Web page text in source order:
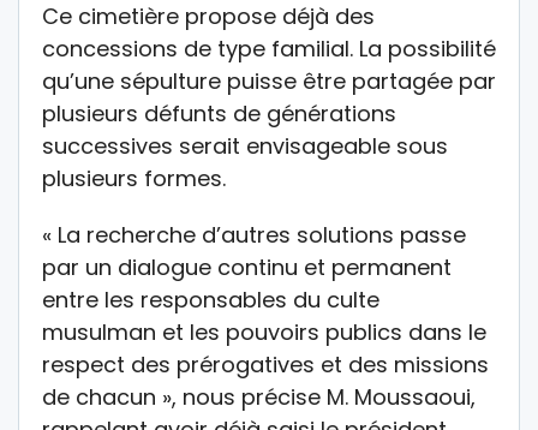
Ce cimetière propose déjà des
concessions de type familial. La possibilité
qu’une sépulture puisse être partagée par
plusieurs défunts de générations
successives serait envisageable sous
plusieurs formes.
« La recherche d’autres solutions passe
par un dialogue continu et permanent
entre les responsables du culte
musulman et les pouvoirs publics dans le
respect des prérogatives et des missions
de chacun », nous précise M. Moussaoui,